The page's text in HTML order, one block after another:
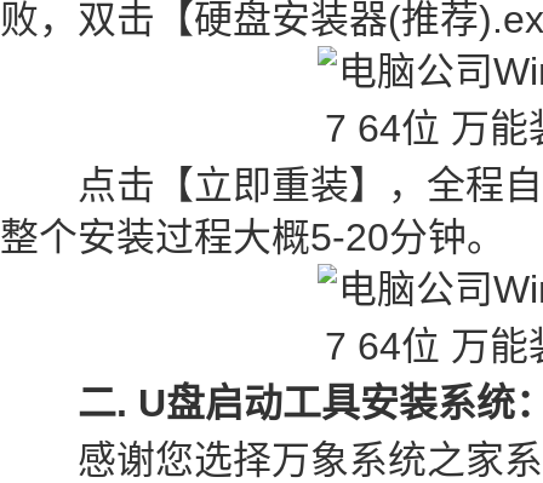
败，双击【硬盘安装器(推荐
点击【立即重装】，全程自
整个安装过程大概5-20分钟。
二. U盘启动工具安装系统
感谢您选择万象系统之家系